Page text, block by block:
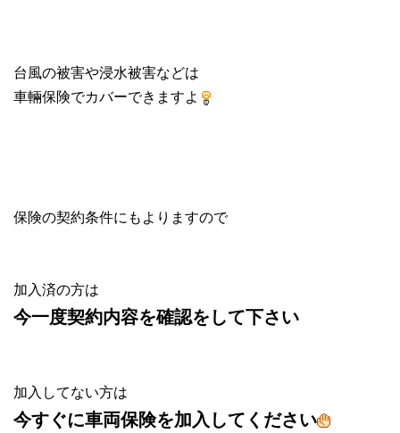
台風の被害や浸水被害などは
車輛保険でカバーできますよ
保険の契約条件にもよりますので
加入済の方は
今一度契約内容を確認をして下さい
加入してない方は
今すぐに車両保険を加入してください